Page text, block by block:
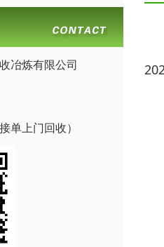
冶炼有限公司
单上门回收）